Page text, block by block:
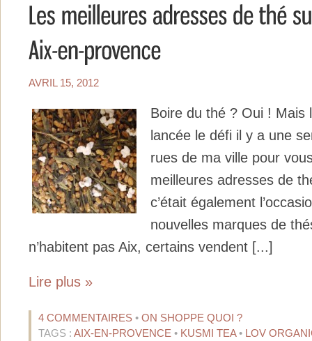
AVRIL 15, 2012
Boire du thé ? Oui ! Mais
lancée le défi il y a une
rues de ma ville pour
meilleures adresses de
c’était également
nouvelles marques de
n’habitent pas Aix, certains vendent [...]
Lire plus »
4 COMMENTAIRES • ON SHOPPE QUOI ?
TAGS : AIX-EN-PROVENCE • KUSMI TEA• LOV